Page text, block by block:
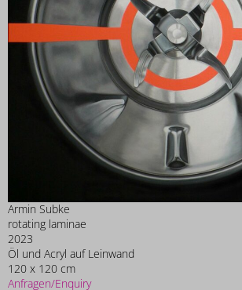
Armin Subke
rotating laminae
2023
Öl und Acryl auf Leinwand
120 x 120 cm
Anfragen/Enquiry